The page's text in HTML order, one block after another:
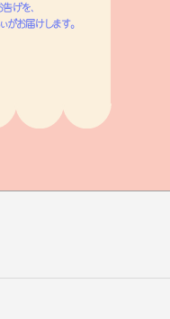
げを、
お届けします。